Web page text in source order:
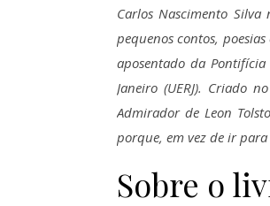
Carlos Nascimento
pequenos contos,
aposentado da Pontifícia
Janeiro (UERJ). Criado
Admirador de Leon
porque, em vez de ir
Sobre o